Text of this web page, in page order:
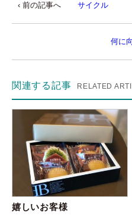
‹ 前の記事へ サイクル
何に
関連する記事 RELATED
嬉しいお客様